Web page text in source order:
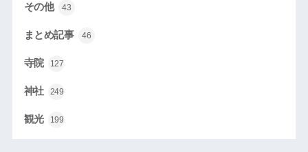
その他 43
まとめ記事 46
寺院 127
神社 249
観光 199